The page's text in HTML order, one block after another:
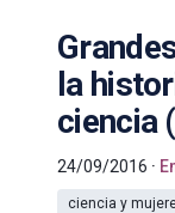
la
ciencia
24/09/2016
ciencia y